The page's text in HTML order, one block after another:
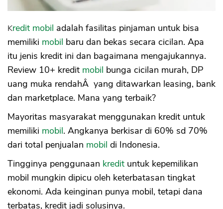
13. Blibli
Resiko Kredit Mobil
Penagihan
Tarikan Kendaraan Jaminan
Restrukturisasi Kredit
Cara Restruktur
Pertimbangan Bank, Leasing
Regulasi OJK
Tips Mengajukan Kredit
A. Produknya Cocok
B. Kemampuan Pembayaran
C. Siapkan DP
D. Pinjam di Lembaga Resmi
E. Restrukturisasi
F. Jaga BI Checking
G. Simulasi Kredit Mobil Bekas Baru
Kredit mobil adalah fasilitas pinjaman untuk bisa
memiliki mobil baru dan bekas secara cicilan. Apa
itu jenis kredit ini dan bagaimana mengajukannya.
Review 10+ kredit mobil bunga cicilan murah, DP
uang muka rendahÂ yang ditawarkan leasing, bank
dan marketplace. Mana yang terbaik?
Mayoritas masyarakat menggunakan kredit untuk
memiliki mobil. Angkanya berkisar di 60% sd 70%
dari total penjualan mobil di Indonesia.
Tingginya penggunaan kredit untuk kepemilikan
mobil mungkin dipicu oleh keterbatasan tingkat
ekonomi. Ada keinginan punya mobil, tetapi dana
terbatas, kredit jadi solusinya.